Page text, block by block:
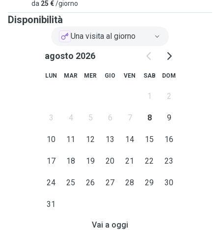
da 25 €/giorno
Disponibilità
Una visita al giorno
agosto 2026
LUN MAR MER GIO VEN SAB DOM
1 2
3 4 5 6 7 8 9
10 11 12 13 14 15 16
17 18 19 20 21 22 23
24 25 26 27 28 29 30
31
Vai a oggi